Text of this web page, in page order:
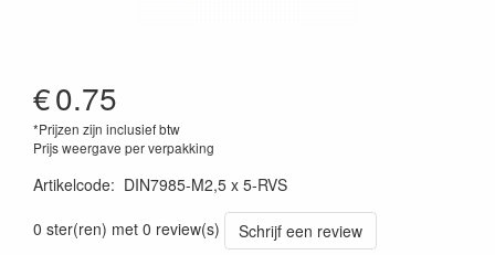
€0.75
*Prijzen zijn inclusief btw
Prijs weergave per verpakking
Artikelcode: DIN7985-M2,5 x 5-RVS
0 ster(ren) met 0 review(s)
Schrijf een review